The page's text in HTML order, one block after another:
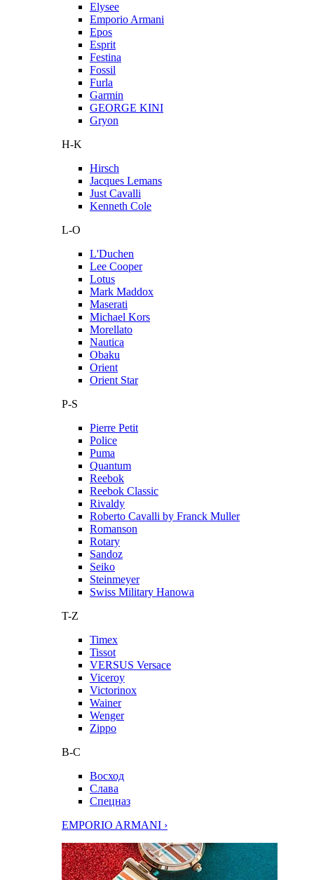
Elysee
Emporio Armani
Epos
Esprit
Festina
Fossil
Furla
Garmin
GEORGE KINI
Gryon
H-K
Hirsch
Jacques Lemans
Just Cavalli
Kenneth Cole
L-O
L'Duchen
Lee Cooper
Lotus
Mark Maddox
Maserati
Michael Kors
Morellato
Nautica
Obaku
Orient
Orient Star
P-S
Pierre Petit
Police
Puma
Quantum
Reebok
Reebok Classic
Rivaldy
Roberto Cavalli by Franck Muller
Romanson
Rotary
Sandoz
Seiko
Steinmeyer
Swiss Military Hanowa
T-Z
Timex
Tissot
VERSUS Versace
Viceroy
Victorinox
Wainer
Wenger
Zippo
В-С
Восход
Слава
Спецназ
EMPORIO ARMANI ›